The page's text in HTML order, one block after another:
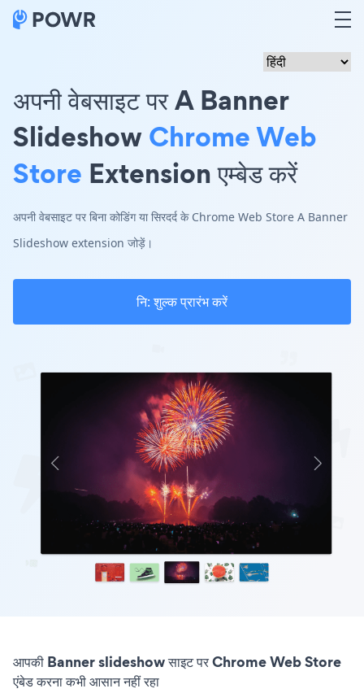
अपनी वेबसाइट पर A Banner
SlideshowChrome Web
Store Extension एम्बेड करें
अपनी वेबसाइट पर बिना कोडिंग या सिरदर्द के Chrome Web Store A Banner
Slideshow extension जोड़ें।
नि: शुल्क प्रारंभ करें
आपकी Banner slideshow साइट पर Chrome Web Store
एंबेड करना कभी आसान नहीं रहा